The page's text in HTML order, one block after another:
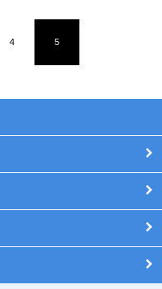
4 5